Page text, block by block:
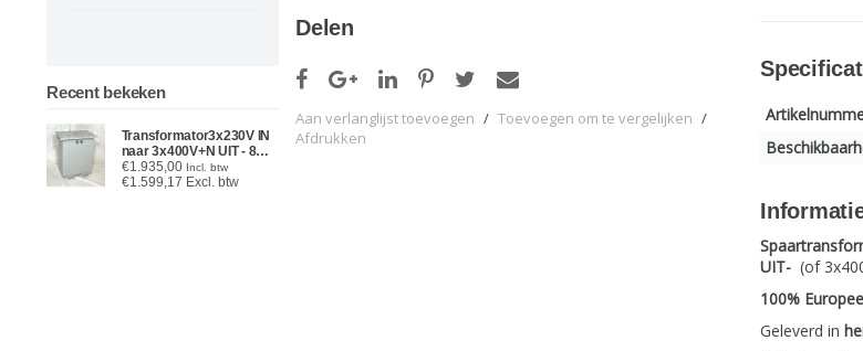
Recent bekeken
Transformator3x230V IN
naar 3x400V+N UIT - 8
kVA - in kast IP65
(Omkeerbaar)
€1.935,00 Incl. btw
€1.599,17 Excl. btw
Delen
Aan verlanglijst toevoegen / Toevoegen om te vergelijken /
Afdrukken
UIT- (of
100%
Geleverd in